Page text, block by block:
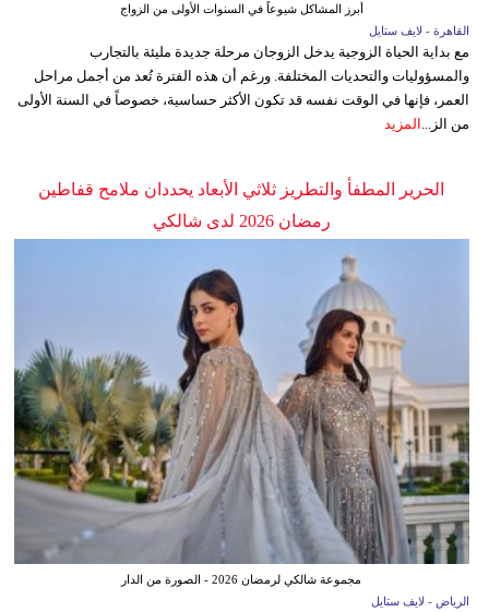
أبرز المشاكل شيوعاً في السنوات الأولى من الزواج
القاهرة - لايف ستايل
مع بداية الحياة الزوجية يدخل الزوجان مرحلة جديدة مليئة بالتجارب
والمسؤوليات والتحديات المختلفة. ورغم أن هذه الفترة تُعد من أجمل مراحل
العمر، فإنها في الوقت نفسه قد تكون الأكثر حساسية، خصوصاً في السنة الأولى
من الز...
المزيد
الحرير المطفأ والتطريز ثلاثي الأبعاد يحددان ملامح قفاطين
رمضان 2026 لدى شالكي
مجموعة شالكي لرمضان 2026 - الصورة من الدار
الرياض - لايف ستايل